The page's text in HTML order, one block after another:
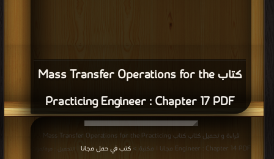
كتاب Mass Transfer Operations for the
Practicing Engineer : Chapter 17 PDF
قراءة و تحميل كتاب كتاب Mass Transfer Operations for the Practicing
Engineer : Chapter 14 PDF مجانا | مكتبة >
كتب في حمل مجانا | التحميل : مرة/مرات